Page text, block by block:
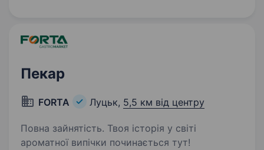
Пекар
FORTA Луцьк, 5,5 км від центру
Повна зайнятість. Твоя історія у світі
ароматної випічки починається тут!